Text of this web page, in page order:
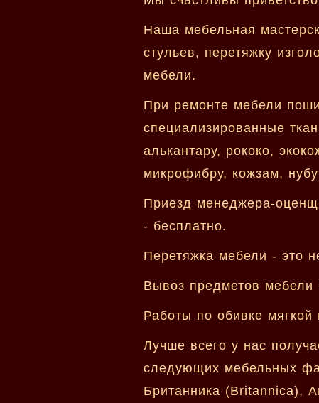
Наша мебельная
стульев, перетяжку
мебели.
При ремонте мебели
специализированные
алькантару, рококо,
микрофибру, кожзам,
Приезд менеджера-
- бесплатно.
Перетяжка мебели - это
Вывоз предметов мебели
Работы по обивке
Лучше всего у нас
следующих мебельных
Британника (Britannica),